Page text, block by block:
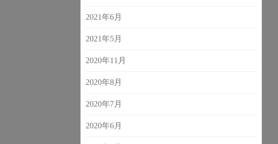
2021年6月
2021年5月
2020年11月
2020年8月
2020年7月
2020年6月